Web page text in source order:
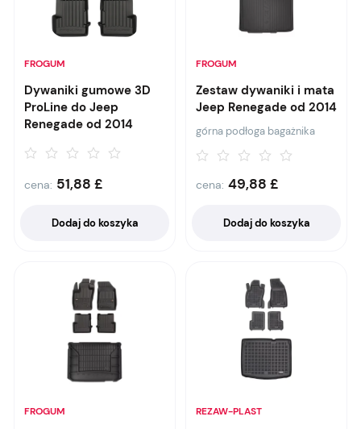
FROGUM
Dywaniki gumowe 3D
ProLine do Jeep
Renegade od 2014
cena: 51,88 £
Dodaj do koszyka
FROGUM
Zestaw dywaniki i mata
Jeep Renegade od 2014
górna podłoga bagażnika
cena: 49,88 £
Dodaj do koszyka
FROGUM REZAW-PLAST